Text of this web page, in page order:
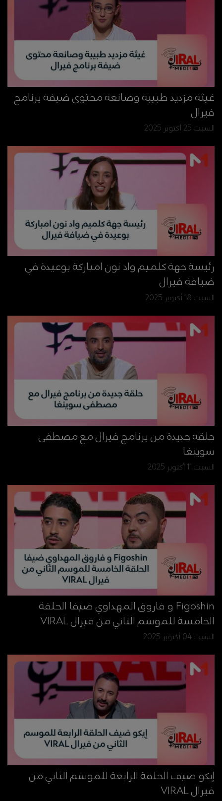
غيثة مزديد طبيبة وصانعة محتوى ضيفة برنامج
فيرال
السبت 25 أكتوبر 2025
رئيسة جهة كلميم واد نون امباركة بوعيدة في
ضيافة فيرال
السبت 18 أكتوبر 2025
حلقة جديدة من برنامج فيرال مع مصطفى
سوينغا
السبت 11 أكتوبر 2025
Figoshin و فار​وق المهداوي ضيفا الحلقة
الخامسة للموسم الثاني من فيرال VIRAL
السبت 04 أكتوبر 2025
إيكو ضيف الحلقة الرابعة للموسم الثاني من
فيرال VIRAL